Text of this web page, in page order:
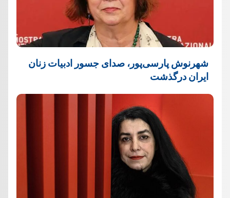
شهرنوش پارسی‌پور، صدای جسور ادبیات زنان
ایران درگذشت